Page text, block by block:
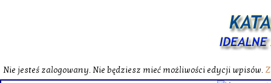
Nie jesteś zalogowany. Nie będziesz mieć możliwości edycji wpisów.